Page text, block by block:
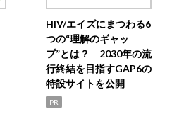
HIV/エイズにまつわる6
つの“理解のギャッ
プ”とは？ 2030年の流
行終結を目指すGAP6の
特設サイトを公開
PR